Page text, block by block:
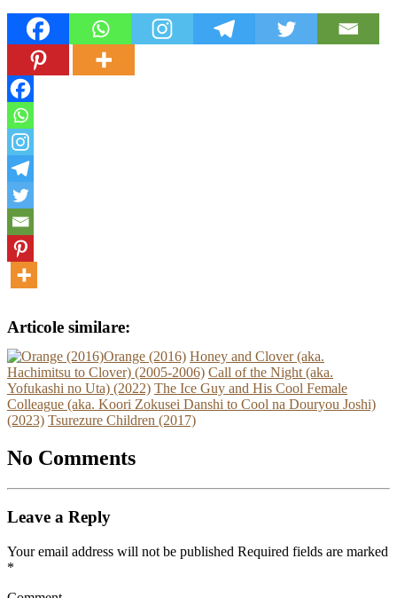
Articole similare:
Orange (2016) Honey and Clover (aka.
Hachimitsu to Clover) (2005-2006) Call of the Night (aka.
Yofukashi no Uta) (2022) The Ice Guy and His Cool Female
Colleague (aka. Koori Zokusei Danshi to Cool na Douryou Joshi)
(2023) Tsurezure Children (2017)
No Comments
Leave a Reply
Your email address will not be published Required fields are marked
*